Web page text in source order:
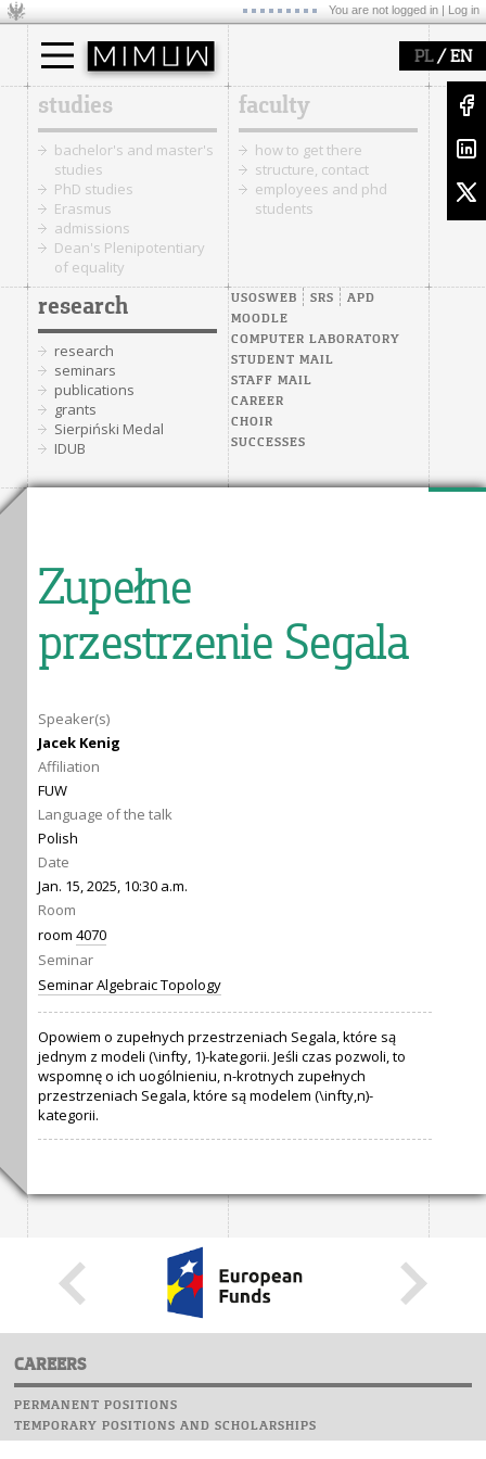
You are not logged in | Log in
PL/ EN
studies
bachelor's and master's
studies
PhD studies
Erasmus
admissions
Dean's Plenipotentiary
of equality
faculty
how to get there
structure, contact
employees and phd
students
research
research
seminars
publications
grants
Sierpiński Medal
IDUB
USOSWEB SRS
APD
MOODLE
COMPUTER LABORATORY
STUDENT MAIL
STAFF MAIL
CAREER
CHOIR
SUCCESSES
Zupełne
przestrzenie Segala
Speaker(s)
Jacek Kenig
Affiliation
FUW
Language of the talk
Polish
Date
Jan. 15, 2025, 10:30 a.m.
Room
room 4070
Seminar
Seminar Algebraic Topology
Opowiem o zupełnych przestrzeniach Segala, które są
jednym z modeli (\infty, 1)-kategorii. Jeśli czas pozwoli, to
wspomnę o ich uogólnieniu, n-krotnych zupełnych
przestrzeniach Segala, które są modelem (\infty,n)-
kategorii.
CAREERS
PERMANENT POSITIONS
TEMPORARY POSITIONS AND SCHOLARSHIPS